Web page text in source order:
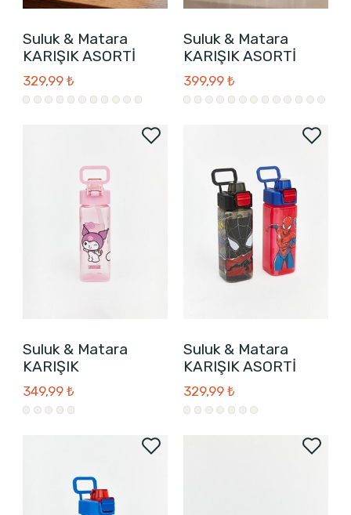
Suluk & Matara
KARIŞIK ASORTİ
329,99 ₺
Suluk & Matara
KARIŞIK ASORTİ
399,99 ₺
Suluk & Matara
KARIŞIK
349,99 ₺
Suluk & Matara
KARIŞIK ASORTİ
329,99 ₺